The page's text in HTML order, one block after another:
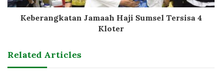
Keberangkatan Jamaah Haji Sumsel Tersisa 4
Kloter
Related Articles